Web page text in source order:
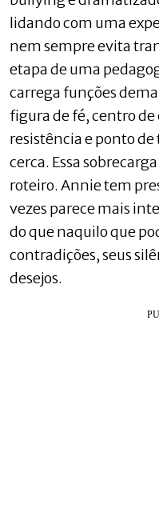
lidando com uma
nem sempre evita
etapa de uma
carrega funções
figura de fé, centro
resistência e ponto
cerca. Essa
roteiro. Annie tem
vezes parece mais
do que naquilo que
contradições, seus
desejos.